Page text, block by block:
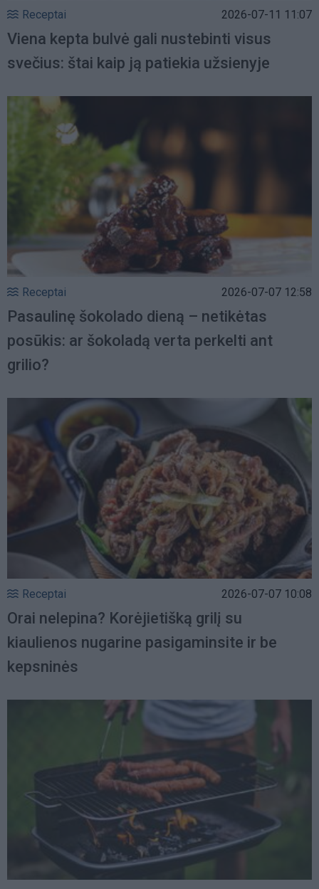
Receptai 2026-07-11 11:07
Viena kepta bulvė gali nustebinti visus
svečius: štai kaip ją patiekia užsienyje
Receptai 2026-07-07 12:58
Pasaulinę šokolado dieną – netikėtas
posūkis: ar šokoladą verta perkelti ant
grilio?
Receptai 2026-07-07 10:08
Orai nelepina? Korėjietišką grilį su
kiaulienos nugarine pasigaminsite ir be
kepsninės